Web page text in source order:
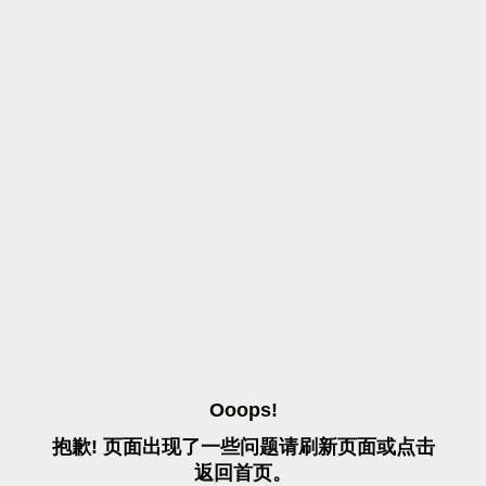
OOOPS!
抱歉! 页面出现了一些问题请刷 新页面或点击
返 回首页。